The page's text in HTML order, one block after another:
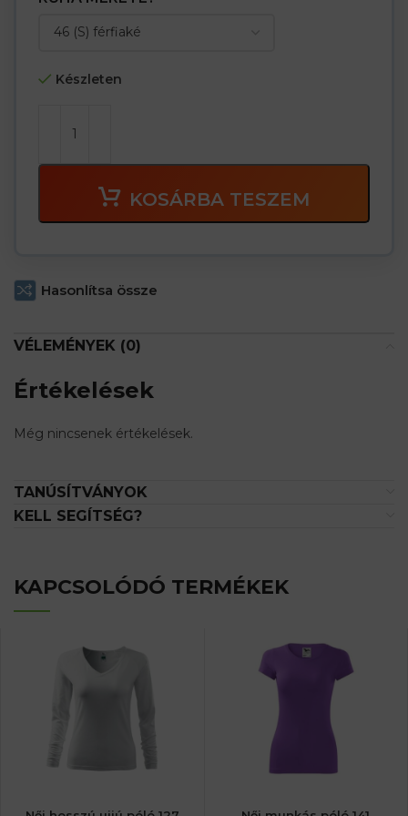
Készleten
KOSÁRBA TESZEM
Hasonlítsa össze
VÉLEMÉNYEK (0)
Értékelések
Még nincsenek értékelések.
TANÚSÍTVÁNYOK
KELL SEGÍTSÉG?
KAPCSOLÓDÓ TERMÉKEK